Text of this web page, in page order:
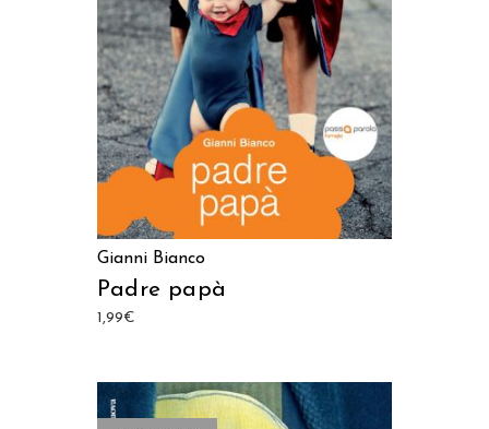
Gianni Bianco
Padre papà
1,99€